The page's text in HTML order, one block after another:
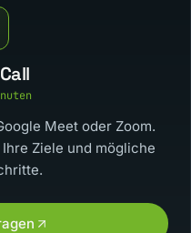
Meet oder Zoom.
Ziele und mögliche